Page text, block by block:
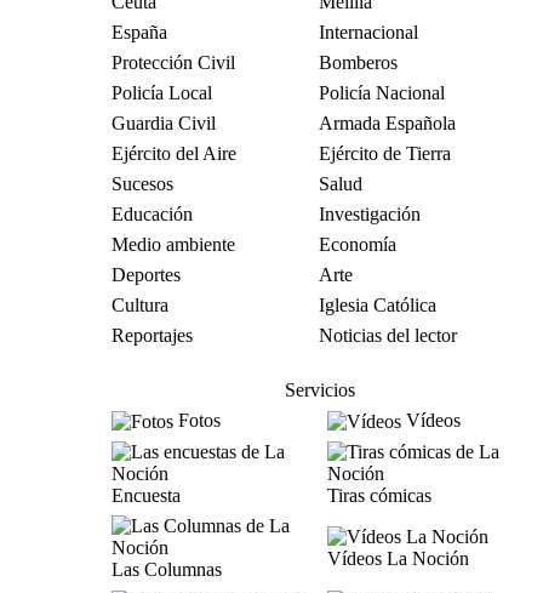
España
Internacional
Protección Civil
Bomberos
Policía Local
Policía Nacional
Guardia Civil
Armada Española
Ejército del Aire
Ejército de Tierra
Sucesos
Salud
Educación
Investigación
Medio ambiente
Economía
Deportes
Arte
Cultura
Iglesia Católica
Reportajes
Noticias del lector
Servicios
Fotos
Vídeos
Encuesta Tiras cómicas
Las Columnas
Vídeos La Noción